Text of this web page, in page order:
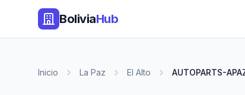
BoliviaHub
Inicio La Paz El Alto AUTOPARTS-